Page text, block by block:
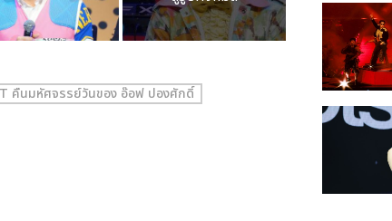
คืนมหัศจรรย์วันของ อ๊อฟ ปองศักดิ์